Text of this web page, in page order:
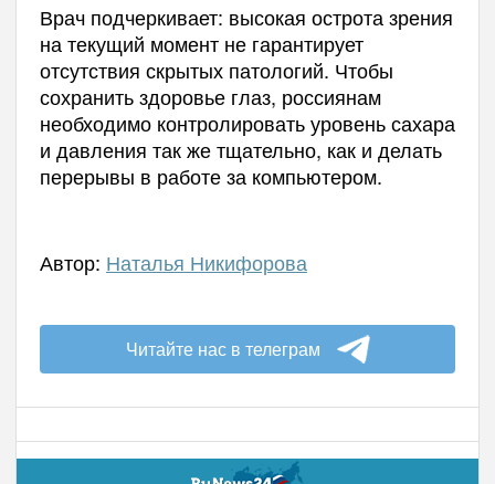
Врач подчеркивает: высокая острота зрения
на текущий момент не гарантирует
отсутствия скрытых патологий. Чтобы
сохранить здоровье глаз, россиянам
необходимо контролировать уровень сахара
и давления так же тщательно, как и делать
перерывы в работе за компьютером.
Автор: Наталья Никифорова
Читайте нас в телеграм